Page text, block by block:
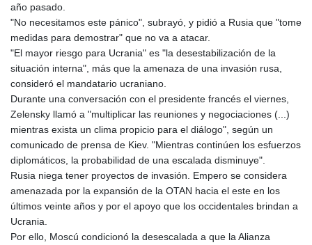
año pasado.
"No necesitamos este pánico", subrayó, y pidió a Rusia que "tome
medidas para demostrar" que no va a atacar.
"El mayor riesgo para Ucrania" es "la desestabilización de la
situación interna", más que la amenaza de una invasión rusa,
consideró el mandatario ucraniano.
Durante una conversación con el presidente francés el viernes,
Zelensky llamó a "multiplicar las reuniones y negociaciones (...)
mientras exista un clima propicio para el diálogo", según un
comunicado de prensa de Kiev. "Mientras continúen los esfuerzos
diplomáticos, la probabilidad de una escalada disminuye".
Rusia niega tener proyectos de invasión. Empero se considera
amenazada por la expansión de la OTAN hacia el este en los
últimos veinte años y por el apoyo que los occidentales brindan a
Ucrania.
Por ello, Moscú condicionó la desescalada a que la Alianza